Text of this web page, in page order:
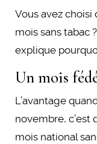
Vous avez
mois sans tabac
explique
Un mois
L’avantage
novembre, c’est
mois national